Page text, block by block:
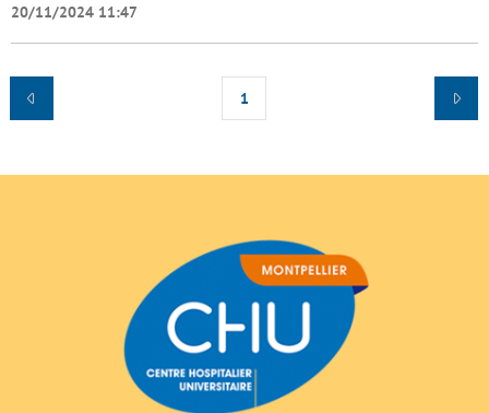
20/11/2024 11:47
1